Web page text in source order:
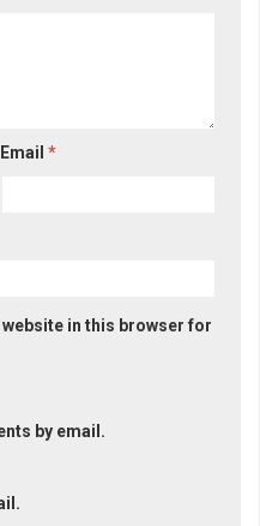
Email*
in this browser for
by email.